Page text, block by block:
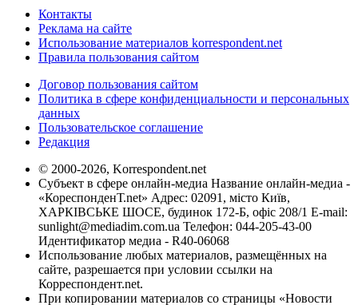
Контакты
Реклама на сайте
Использование материалов korrespondent.net
Правила пользования сайтом
Договор пользования сайтом
Политика в сфере конфиденциальности и персональных
данных
Пользовательское соглашение
Редакция
© 2000-2026, Korrespondent.net
Субъект в сфере онлайн-медиа Название онлайн-медиа -
«КореспонденТ.net» Адрес: 02091, місто Київ,
ХАРКІВСЬКЕ ШОСЕ, будинок 172-Б, офіс 208/1 E-mail:
sunlight@mediadim.com.ua Телефон: 044-205-43-00
Идентификатор медиа - R40-06068
Использование любых материалов, размещённых на
сайте, разрешается при условии ссылки на
Корреспондент.net.
При копировании материалов со страницы «Новости